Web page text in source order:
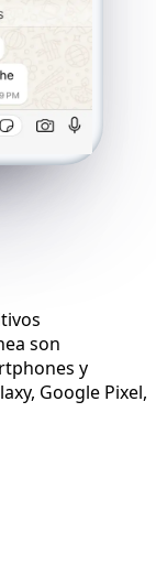
son
y
Google Pixel,